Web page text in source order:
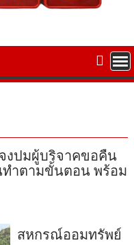
งปมผู้บริจาคขอคืน
ทำตามขั้นตอน พร้อม
สหกรณ์ออมทรัพย์